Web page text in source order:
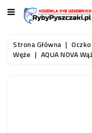
KATEGORIA
STRONA
GŁÓWNA
Strona Główna
Węże AQUA NOVA